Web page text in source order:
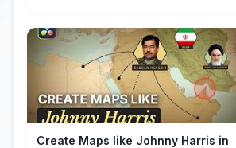
Create Maps like Johnny Harris in